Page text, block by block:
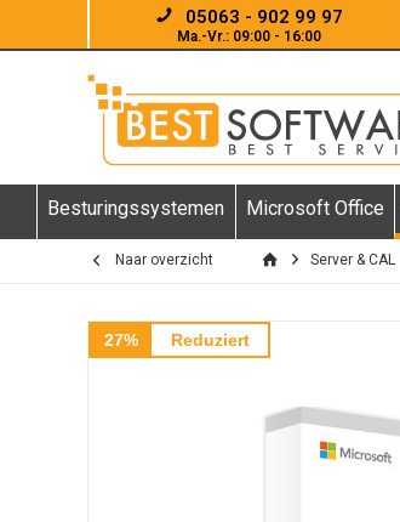
05063 - 902 99 97
Ma.-Vr.: 09:00 - 16:00
Besturingssystemen Microsoft Office
Naar overzicht Server & CAL
27% Reduziert